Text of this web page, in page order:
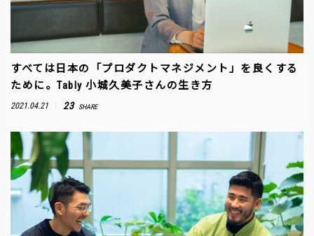
すべては日本の「プロダクトマネジメント」を良くする
ために。Tably 小城久美子さんの生き方
2021.04.21 23 SHARE